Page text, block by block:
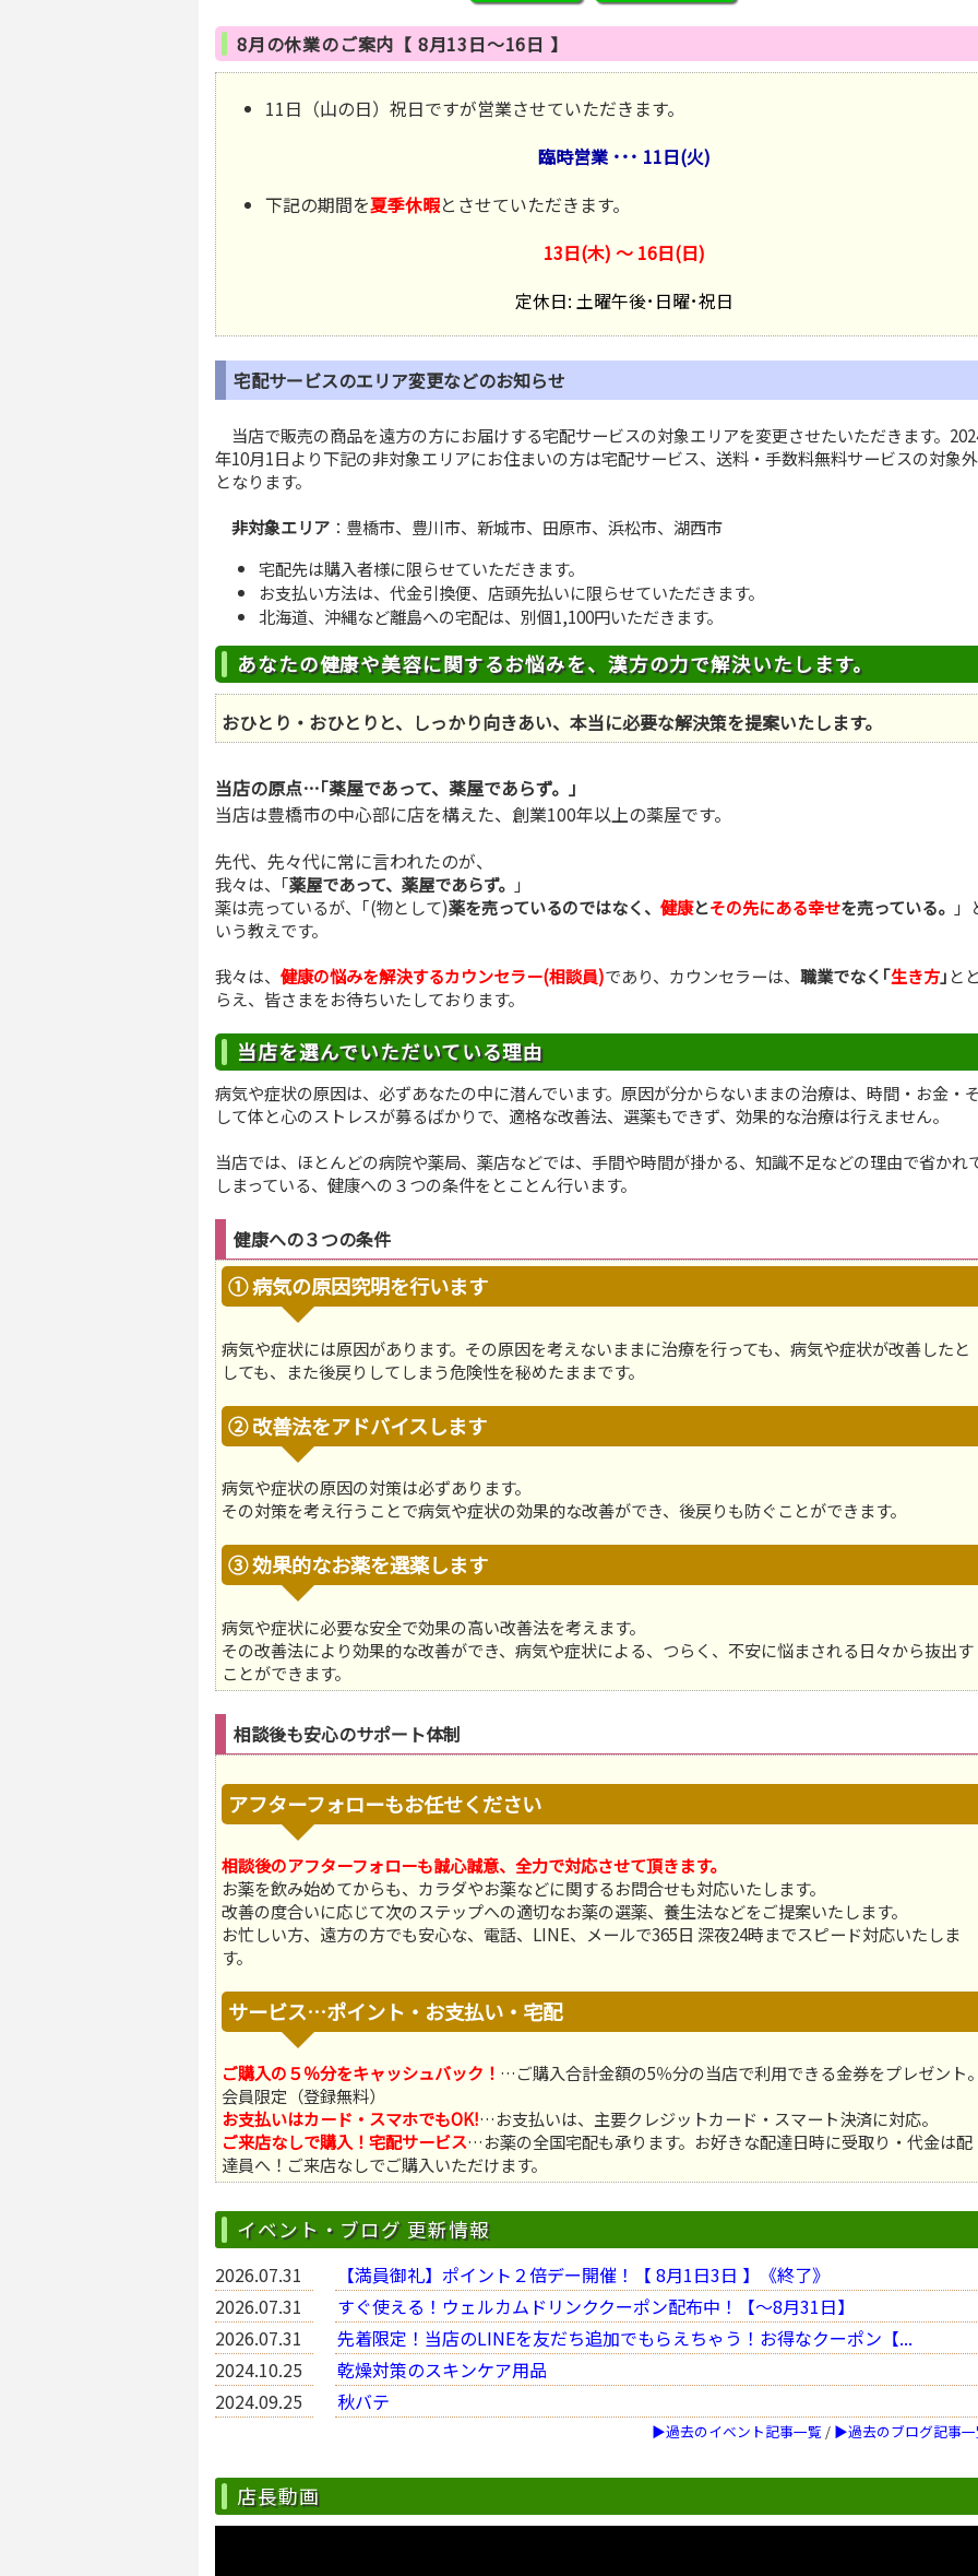
8月の休業のご案内【 8月13日〜16日 】
11日（山の日）祝日ですが営業させていただきます。
臨時営業 ･･･ 11日(火)
下記の期間を夏季休暇とさせていただきます。
13日(木) 〜 16日(日)
定休日: 土曜午後･日曜･祝日
宅配サービスのエリア変更などのお知らせ
当店で販売の商品を遠方の方にお届けする宅配サービスの対象エリアを変更させたいただきます。
年10月1日より下記の非対象エリアにお住まいの方は宅配サービス、送料・手数料無料サービスの対象外
となります。
非対象エリア ：豊橋市、豊川市、新城市、田原市、浜松市、湖西市
宅配先は購入者様に限らせていただきます。
お支払い方法は、代金引換便、店頭先払いに限らせていただきます。
北海道、沖縄など離島への宅配は、別個1,100円いただきます。
あなたの健康や美容に関するお悩みを、漢方の力で解決いたします。
おひとり・おひとりと、しっかり向きあい、本当に必要な解決策を提案いたします。
当店の原点…｢薬屋であって、薬屋であらず。｣
当店は豊橋市の中心部に店を構えた、創業100年以上の薬屋です。
先代、先々代に常に言われたのが、
我々は、｢薬屋であって、薬屋であらず。 ｣
薬は売っているが、｢(物として)薬を売っているのではなく、 健康とその先にある幸せを売っている。 」
いう教えです。
我々は、 健康の悩みを解決するカウンセラー(相談員)であり、カウンセラーは、 職業でなく｢生き方｣ と
らえ、皆さまをお待ちいたしております。
当店を選んでいただいている理由
病気や症状の原因は、必ずあなたの中に潜んでいます。原因が分からないままの治療は、時間・お金・
して体と心のストレスが募るばかりで、適格な改善法、選薬もできず、効果的な治療は行えません。
当店では、ほとんどの病院や薬局、薬店などでは、手間や時間が掛かる、知識不足などの理由で省かれ
しまっている、健康への３つの条件をとことん行います。
健康への３つの条件
① 病気の原因究明を行います
病気や症状には原因があります。その原因を考えないままに治療を行っても、病気や症状が改善したと
しても、また後戻りしてしまう危険性を秘めたままです。
② 改善法をアドバイスします
病気や症状の原因の対策は必ずあります。
その対策を考え行うことで病気や症状の効果的な改善ができ、後戻りも防ぐことができます。
③ 効果的なお薬を選薬します
病気や症状に必要な安全で効果の高い改善法を考えます。
その改善法により効果的な改善ができ、病気や症状による、つらく、不安に悩まされる日々から抜出す
ことができます。
相談後も安心のサポート体制
アフターフォローもお任せください
相談後のアフターフォローも誠心誠意、全力で対応させて頂きます。
お薬を飲み始めてからも、カラダやお薬などに関するお問合せも対応いたします。
改善の度合いに応じて次のステップへの適切なお薬の選薬、養生法などをご提案いたします。
お忙しい方、遠方の方でも安心な、電話、LINE、メールで365日 深夜24時までスピード対応いたしま
す。
サービス…ポイント・お支払い・宅配
ご購入の５％分をキャッシュバック！ …ご購入合計金額の5％分の当店で利用できる金券をプレゼント
会員限定（登録無料）
お支払いはカード・スマホでもOK!…お支払いは、主要クレジットカード・スマート決済に対応。
ご来店なしで購入！宅配サービス…お薬の全国宅配も承ります。お好きな配達日時に受取り・代金は配
達員へ！ご来店なしでご購入いただけます。
イベント・ブログ 更新情報
2026.07.31
【満員御礼】ポイント２倍デー開催！【 8月1日3日 】《終了》
2026.07.31
すぐ使える！ウェルカムドリンククーポン配布中！【〜8月31日】
2026.07.31
先着限定！当店のLINEを友だち追加でもらえちゃう！お得なクーポン【...
2024.10.25
乾燥対策のスキンケア用品
2024.09.25
秋バテ
▶過去のイベント記事一覧 / ▶過去のブログ記事
店長動画